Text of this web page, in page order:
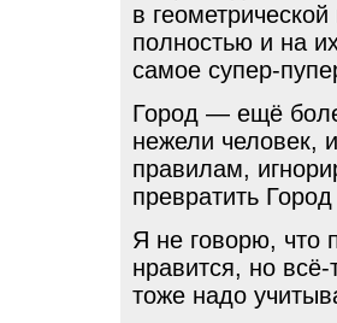
в
полностью и на
самое супер-
Город — ещё
нежели человек,
правилам,
превратить
Я не говорю, что
нравится, но
тоже надо